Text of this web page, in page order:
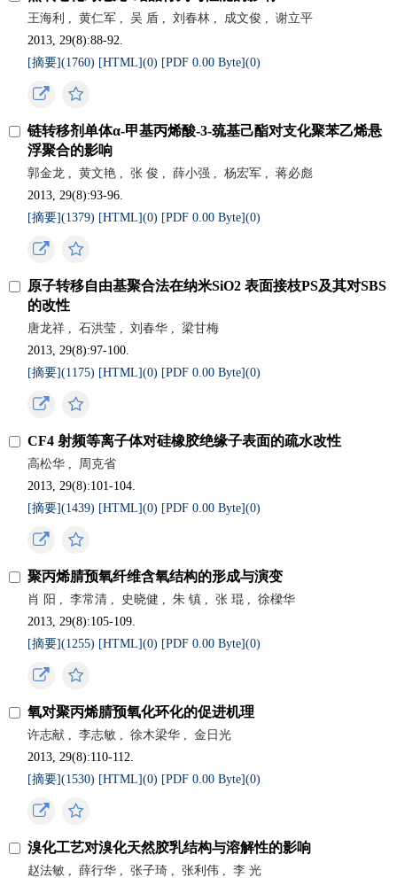
王海利 , 黄仁军 , 吴 盾 , 刘春林 , 成文俊 ,
谢立平
2013, 29(8):88-92.
[摘要](1760) [HTML](0) [PDF 0.00 Byte](0)
链转移剂单体α-甲基丙烯酸-3-巯基己酯对支化聚苯乙烯悬
浮聚合的影响
郭金龙 , 黄文艳 , 张 俊 , 薛小强 , 杨宏军 ,
蒋必彪
2013, 29(8):93-96.
[摘要](1379) [HTML](0) [PDF 0.00 Byte](0)
原子转移自由基聚合法在纳米SiO2 表面接枝PS及其对SBS
的改性
唐龙祥 , 石洪莹 , 刘春华 ,
梁甘梅
2013, 29(8):97-100.
[摘要](1175) [HTML](0) [PDF 0.00 Byte](0)
CF4 射频等离子体对硅橡胶绝缘子表面的疏水改性
高松华 ,
周克省
2013, 29(8):101-104.
[摘要](1439) [HTML](0) [PDF 0.00 Byte](0)
聚丙烯腈预氧纤维含氧结构的形成与演变
肖 阳 , 李常清 , 史晓健 , 朱 镇 , 张 琨 ,
徐樑华
2013, 29(8):105-109.
[摘要](1255) [HTML](0) [PDF 0.00 Byte](0)
氧对聚丙烯腈预氧化环化的促进机理
许志献 , 李志敏 , 徐木梁华 ,
金日光
2013, 29(8):110-112.
[摘要](1530) [HTML](0) [PDF 0.00 Byte](0)
溴化工艺对溴化天然胶乳结构与溶解性的影响
赵法敏 , 薛行华 , 张子琦 , 张利伟 ,
李 光